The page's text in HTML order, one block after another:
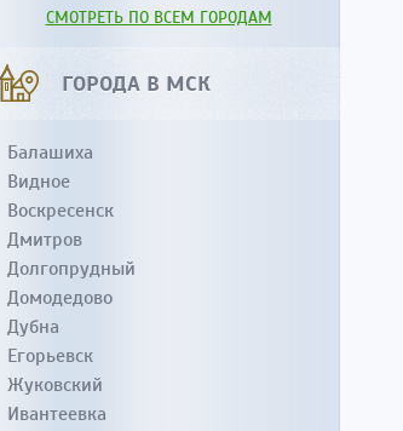
СМОТРЕТЬ ПО ВСЕМ ГОРОДАМ
ГОРОДА В МСК
Балашиха
Видное
Воскресенск
Дмитров
Долгопрудный
Домодедово
Дубна
Егорьевск
Жуковский
Ивантеевка